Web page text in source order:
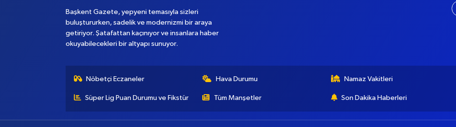
Başkent Gazete, yepyeni temasıyla sizleri
buluştururken, sadelik ve modernizmi bir araya
getiriyor. Şatafattan kaçınıyor ve insanlara haber
okuyabilecekleri bir altyapı sunuyor.
Nöbetçi Eczaneler Hava Durumu Namaz Vakitleri
Süper Lig Puan Durumu ve Fikstür Tüm Manşetler Son Dakika Haberleri